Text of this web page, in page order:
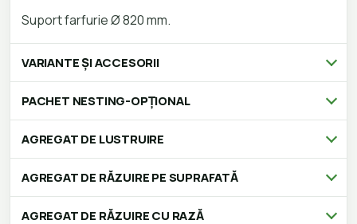
Suport farfurie Ø 820 mm.
VARIANTE ȘI ACCESORII
PACHET NESTING-OPȚIONAL
AGREGAT DE LUSTRUIRE
AGREGAT DE RĂZUIRE PE SUPRAFATĂ
AGREGAT DE RĂZUIRE CU RAZĂ